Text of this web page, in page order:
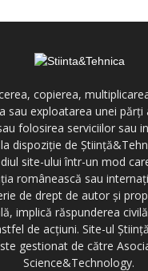
copierea,
sau exploatarea unei părți
folosirea serviciilor sau
dispoziție de
site-ului într-un mod
românească sau
de drept de autor și
implică răspunderea
de acțiuni. Site-ul
gestionat de către
Science&Technology.